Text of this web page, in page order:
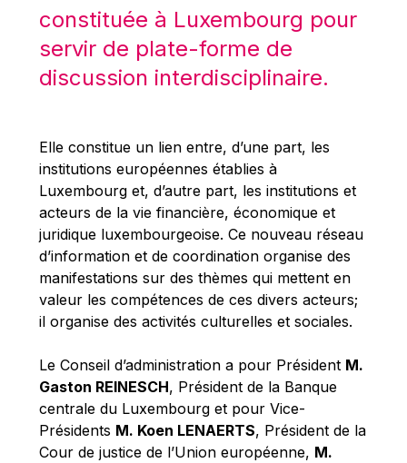
Maroš ŠEFČOVIČ
Martin Bailey
Martine Reicherts
Michael Sohlman
Michel Goedert
Mireille Delmas-Marty
Nobuo Tanaka
Otmar Issing
Paolo Mengozzi
Paschal Donohoe
Pat Cox
Patrizia Nanz
Philippe Maystadt
Pierre Gramegna
constituée à Luxembourg pour
servir de plate-forme de
discussion interdisciplinaire.
Elle constitue un lien entre, d’une part, les
institutions européennes établies à
Luxembourg et, d’autre part, les institutions et
acteurs de la vie financière, économique et
juridique luxembourgeoise. Ce nouveau réseau
d’information et de coordination organise des
manifestations sur des thèmes qui mettent en
valeur les compétences de ces divers acteurs;
il organise des activités culturelles et sociales.
Le Conseil d’administration a pour Président M.
Gaston REINESCH, Président de la Banque
centrale du Luxembourg et pour Vice-
Présidents M. Koen LENAERTS, Président de la
Cour de justice de l’Union européenne, M.